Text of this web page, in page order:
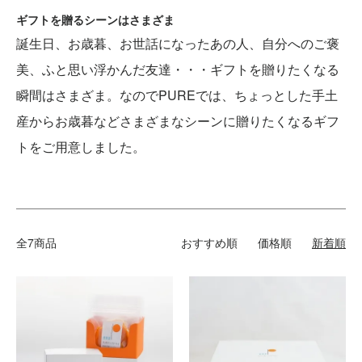
ギフトを贈るシーンはさまざま
誕生日、お歳暮、お世話になったあの人、自分へのご褒
美、ふと思い浮かんだ友達・・・ギフトを贈りたくなる
瞬間はさまざま。なのでPUREでは、ちょっとした手土
産からお歳暮などさまざまなシーンに贈りたくなるギフ
トをご用意しました。
全7商品 おすすめ順 価格順 新着順